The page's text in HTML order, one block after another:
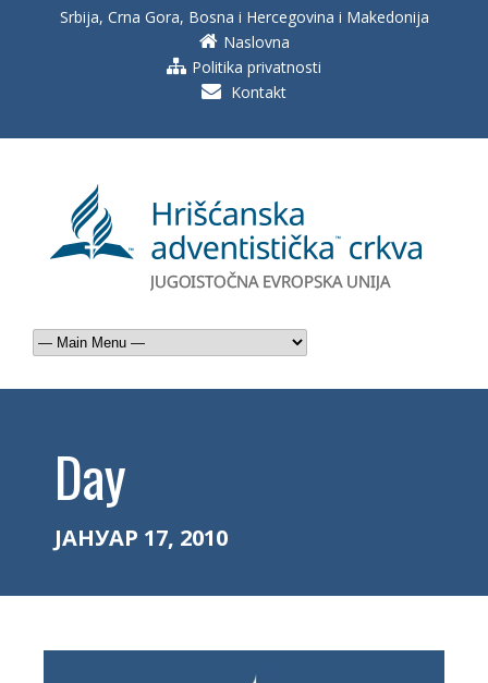
Srbija, Crna Gora, Bosna i Hercegovina i Makedonija
Naslovna
Politika privatnosti
Kontakt
Day
ЈАНУАР 17, 2010